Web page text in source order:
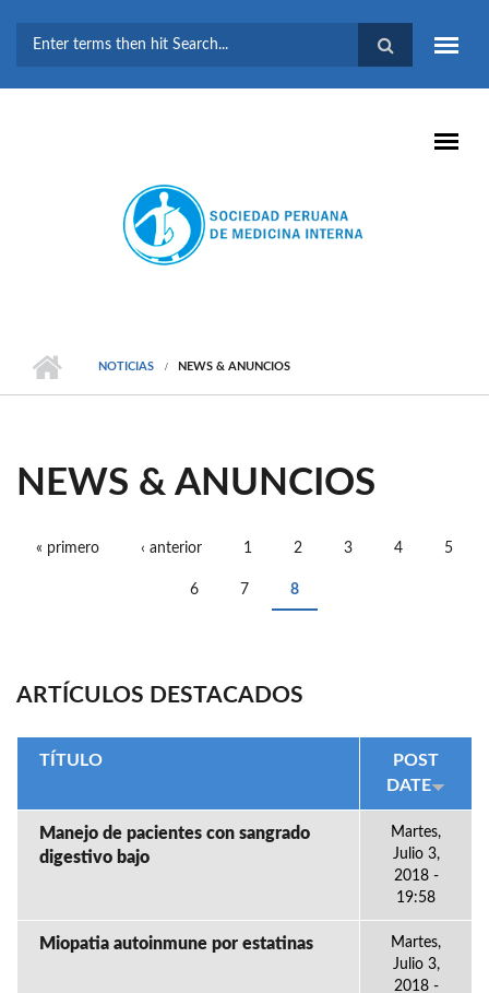
BÚSQUEDA
NOTICIAS NEWS & ANUNCIOS
NEWS & ANUNCIOS
« primero ‹ anterior 1 2 3 4 5
6 7 8
ARTÍCULOS DESTACADOS
TÍTULO
POST
DATE
Manejo de pacientes con sangrado
digestivo bajo
Martes,
Julio 3,
2018 -
19:58
Miopatia autoinmune por estatinas
Martes,
Julio 3,
2018 -